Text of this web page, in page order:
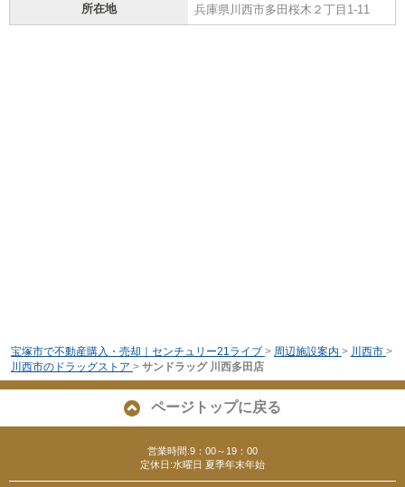
所在地 兵庫県川西市多田桜木２丁目1-11
宝塚市で不動産購入・売却｜センチュリー21ライブ > 周辺施設案内 > 川西市 >
川西市のドラッグストア > サンドラッグ 川西多田店
ページトップに戻る
営業時間:9：00～19：00
定休日:水曜日 夏季年末年始